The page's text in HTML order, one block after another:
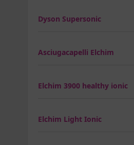
Dyson Supersonic
Asciugacapelli Elchim
Elchim 3900 healthy ionic
Elchim Light Ionic